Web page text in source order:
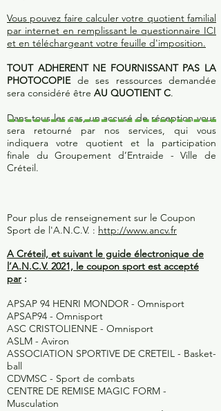
Vous pouvez faire calculer votre quotient familial
par internet en remplissant le questionnaire ICI
et en téléchargeant votre feuille d'imposition.
TOUT ADHERENT NE FOURNISSANT PAS LA
PHOTOCOPIEde ses ressources demandée
sera considéré être AU QUOTIENT C.
Dans tous les cas, un accusé de réception vous
sera retourné par nos services, qui vous
indiquera votre quotient et la participation
finale du Groupement d’Entraide - Ville de
Créteil.
Pour plus de renseignement sur le Coupon
Sport de l'A.N.C.V. : http://www.ancv.fr
A Créteil, et suivant le guide électronique de
l’A.N.C.V. 2021, le coupon sport est accepté
par :
APSAP 94 HENRI MONDOR - Omnisport
APSAP94 - Omnisport
ASC CRISTOLIENNE - Omnisport
ASLM - Aviron
ASSOCIATION SPORTIVE DE CRETEIL - Basket-
ball
CDVMSC - Sport de combats
CENTRE DE REMISE MAGIC FORM -
Musculation